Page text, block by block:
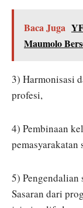
Baca Juga
Maumolo
3) Harmonisasi
profesi,
4) Pembinaan
5) Pengendalian
Sasaran dari